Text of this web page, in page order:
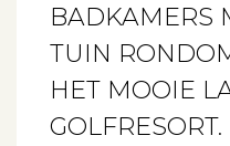
BADKAMERS
TUIN
HET MOOIE